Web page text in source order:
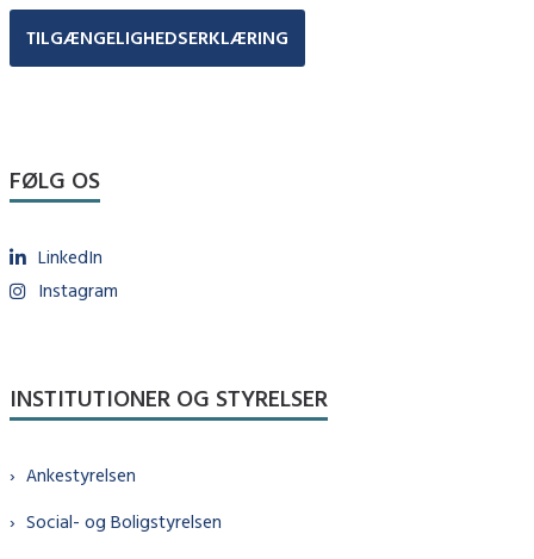
TILGÆNGELIGHEDSERKLÆRING
FØLG OS
LinkedIn
Instagram
INSTITUTIONER OG STYRELSER
Ankestyrelsen
Social- og Boligstyrelsen